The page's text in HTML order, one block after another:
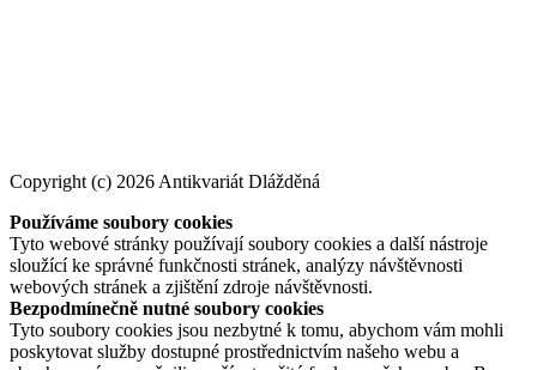
Copyright (c) 2026 Antikvariát Dlážděná
Používáme soubory cookies
Tyto webové stránky používají soubory cookies a další nástroje
sloužící ke správné funkčnosti stránek, analýzy návštěvnosti
webových stránek a zjištění zdroje návštěvnosti.
Bezpodmínečně nutné soubory cookies
Tyto soubory cookies jsou nezbytné k tomu, abychom vám mohli
poskytovat služby dostupné prostřednictvím našeho webu a